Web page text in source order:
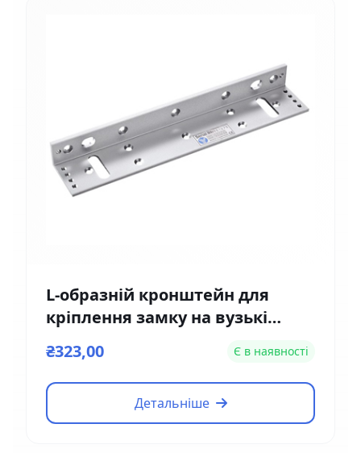
L-образній кронштейн для
кріплення замку на вузькі
₴323,00 Є в наявності
Детальніше